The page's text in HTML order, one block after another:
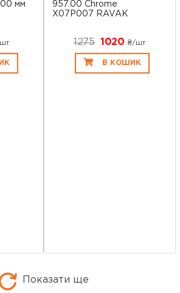
мм
957.00 Chrome
X07P007 RAVAK
1275 1020 ₴/шт
В КОШИК
Показати ще